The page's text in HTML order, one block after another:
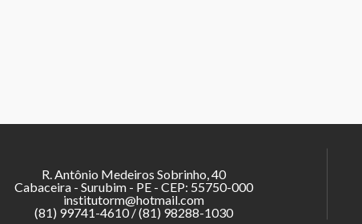
R. Antônio Medeiros Sobrinho, 40
Cabaceira - Surubim - PE - CEP: 55750-000
institutorm@hotmail.com
(81) 99741-4610 / (81) 98288-1030